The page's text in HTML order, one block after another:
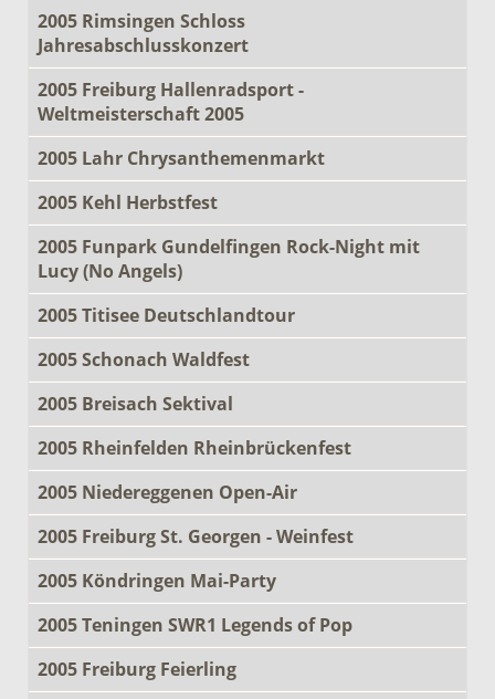
2005 Rimsingen Schloss
Jahresabschlusskonzert
2005 Freiburg Hallenradsport -
Weltmeisterschaft 2005
2005 Lahr Chrysanthemenmarkt
2005 Kehl Herbstfest
2005 Funpark Gundelfingen Rock-Night mit
Lucy (No Angels)
2005 Titisee Deutschlandtour
2005 Schonach Waldfest
2005 Breisach Sektival
2005 Rheinfelden Rheinbrückenfest
2005 Niedereggenen Open-Air
2005 Freiburg St. Georgen - Weinfest
2005 Köndringen Mai-Party
2005 Teningen SWR1 Legends of Pop
2005 Freiburg Feierling